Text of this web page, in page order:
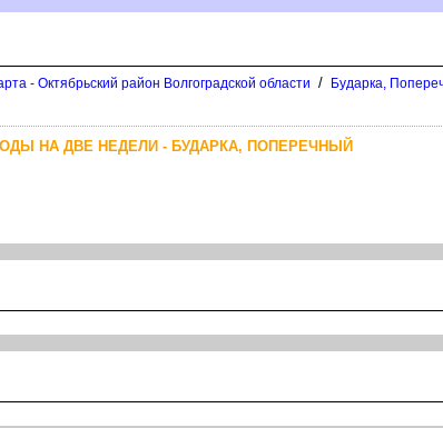
- Октябрьский район Волгоградской области / Бударка,
НА ДВЕ НЕДЕЛИ - БУДАРКА, ПОПЕРЕЧНЫЙ